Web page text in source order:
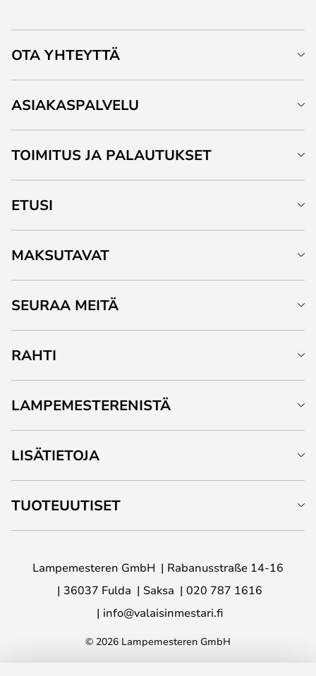
OTA YHTEYTTÄ
ASIAKASPALVELU
TOIMITUS JA PALAUTUKSET
ETUSI
MAKSUTAVAT
SEURAA MEITÄ
RAHTI
LAMPEMESTERENISTÄ
LISÄTIETOJA
TUOTEUUTISET
Lampemesteren GmbH
Rabanusstraße 14-16
36037 Fulda
Saksa
020 787 1616
info@valaisinmestari.fi
© 2026 Lampemesteren GmbH